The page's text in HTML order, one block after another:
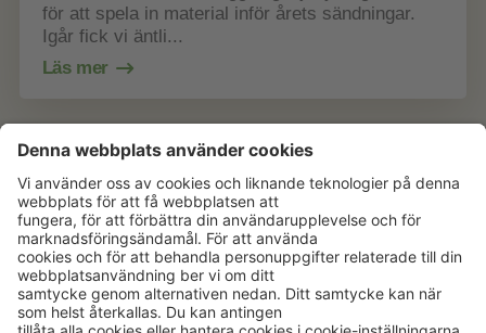
för att spela in material inför årets sändningar.
Igår fick vi äntli...
Läs mer